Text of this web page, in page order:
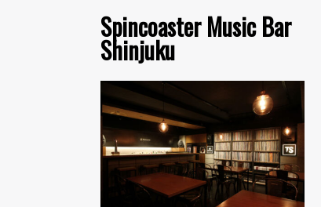
Spincoaster Music Bar
Shinjuku